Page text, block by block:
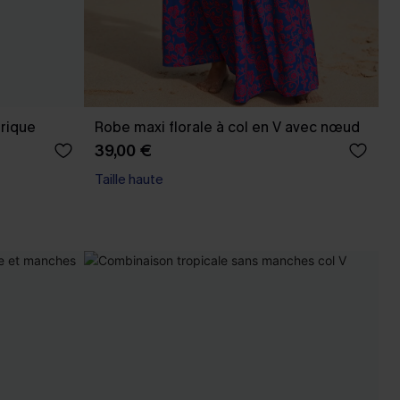
Robe maxi florale à col en V avec nœud
39,00 €
Taille haute